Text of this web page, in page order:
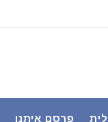
פרסם איתנו